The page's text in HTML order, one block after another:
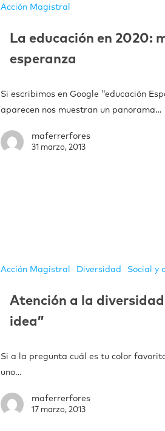
Acción Magistral
La educación en 2020:
esperanza
Si escribimos en Google "educación
aparecen nos muestran un panorama…
maferrerfores
31 marzo, 2013
Acción Magistral Diversidad Social y
Atención a la
idea”
Si a la pregunta cuál es tu color
uno…
maferrerfores
17 marzo, 2013